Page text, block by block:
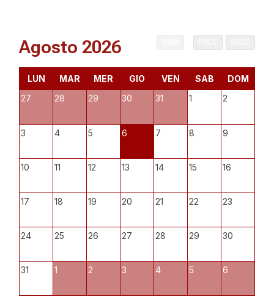
Agosto 2026
LUN MAR MER GIO VEN SAB
DOM
27
28 29 30 31 1 2
3 4 5 6 7 8 9
10 11 12 13 14 15 16
17 18 19 20 21 22 23
24 25 26 27 28 29 30
31 1 2 3 4 5 6